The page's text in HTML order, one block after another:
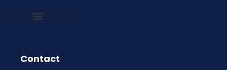
Contact